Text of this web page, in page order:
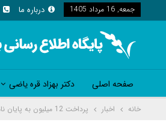
جمعه, 16 مرداد 1405 درباره ما
صفحه اصلی دکتر بهزاد قره یاضی
خانه اخبار پرداخت 12 میلیون به پایان نامه های مقطع دکتری در حوزه بیوتکنولوژی و زیست فناوری